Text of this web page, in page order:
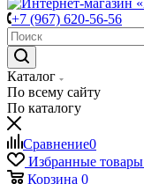
+7 (967) 620-56-56
Каталог
По всему сайту
По каталогу
Сравнение0
Избранные товары
Корзина 0